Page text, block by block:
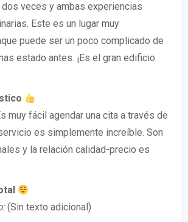
veces y ambas experiencias
Este es un lugar muy
puede ser un poco complicado de
estado antes. ¡Es el gran edificio
muy fácil agendar una cita a través de
es simplemente increíble. Son
y la relación calidad-precio es
(Sin texto adicional)